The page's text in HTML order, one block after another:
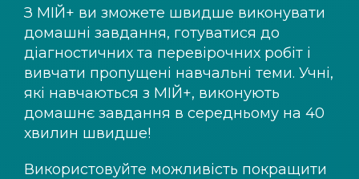
З МІЙ+ ви зможете швидше виконувати
домашні завдання, готуватися до
діагностичних та перевірочних робіт і
вивчати пропущені навчальні теми. Учні,
які навчаються з МІЙ+, виконують
домашнє завдання в середньому на 40
хвилин швидше!
Використовуйте можливість покращити